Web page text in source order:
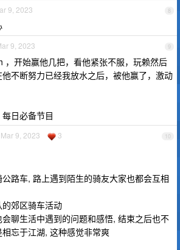
8
9, 2023
9
9, 2023
，开始赢他几把，看他紧张不服，玩赖然后
不断努力已经我放水之后，被他赢了，激动
日必备节目
10
Mar 9, 2023 3
路车, 路上遇到陌生的骑友大家也都会互相
郊区骑车活动
聊生活中遇到的问题和感悟, 结束之后也不
忘于江湖, 这种感觉非常爽